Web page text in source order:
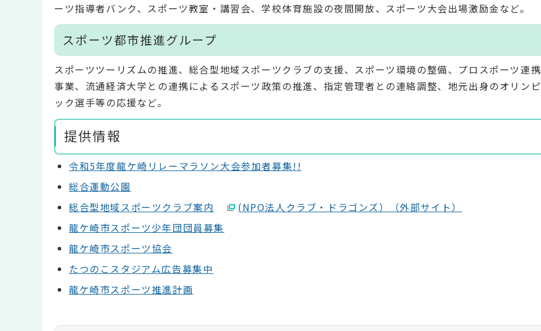
ーツ指導者バンク、スポーツ教室・講習会、学校体育施設の夜間開放、スポーツ大会出場激励金など。
スポーツ都市推進グループ
スポーツツーリズムの推進、総合型地域スポーツクラブの支援、スポーツ環境の整備、プロスポーツ連携
事業、流通経済大学との連携によるスポーツ政策の推進、指定管理者との連絡調整、地元出身のオリンピ
ック選手等の応援など。
提供情報
令和5年度龍ケ崎リレーマラソン大会参加者募集!!
総合運動公園
総合型地域スポーツクラブ案内
(NPO法人クラブ・ドラゴンズ）（外部サイト）
龍ケ崎市スポーツ少年団団員募集
龍ケ崎市スポーツ協会
たつのこスタジアム広告募集中
龍ケ崎市スポーツ推進計画